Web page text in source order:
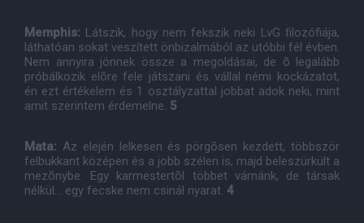
Memphis: Látszik, hogy nem fekszik neki LvG filozófiája,
láthatóan sokat veszített önbizalmából az utóbbi fél évben.
Nem annyira jönnek össze a megoldásai, de õ legalább
próbálkozik elõre fele játszani és vállal némi kockázatot,
én ezt értékelem és 1 osztályzattal jobbat adok neki, mint
amit szerintem érdemelne. 5
Mata: Az elején lelkesen és pörgõsen kezdett, többször
felbukkant középen és a jobb szélen is, majd beleszürkült a
mezõnybe. Egy karmestertõl többet várnánk, de társak
nélkül... egy fecske nem csinál nyarat. 4